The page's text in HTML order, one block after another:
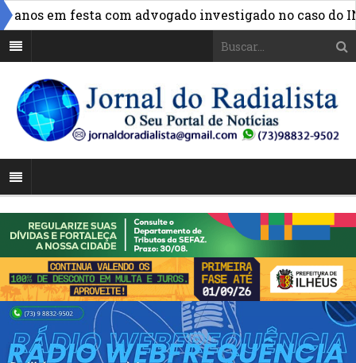
em festa com advogado investigado no caso do INSS